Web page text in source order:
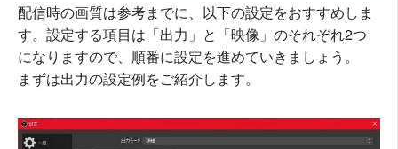
配信時の画質は参考までに、以下の設定をおすすめしま
す。設定する項目は「出力」と「映像」のそれぞれ2つ
になりますので、順番に設定を進めていきましょう。
まずは出力の設定例をご紹介します。